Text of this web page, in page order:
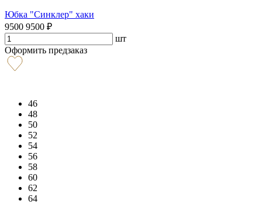
Юбка "Синклер" хаки
9500 9500 ₽
шт
Оформить предзаказ
46
48
50
52
54
56
58
60
62
64